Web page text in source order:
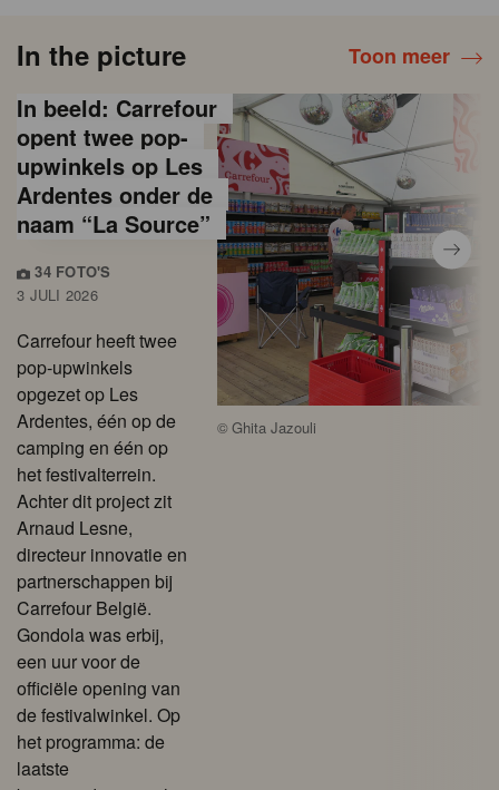
In the picture Toon meer
In beeld: Carrefour
opent twee pop-
upwinkels op Les
Ardentes onder de
naam “La Source”
34 FOTO'S
3 JULI 2026
Carrefour heeft twee
pop-upwinkels
opgezet op Les
Ardentes, één op de
camping en één op
het festivalterrein.
Achter dit project zit
Arnaud Lesne,
directeur innovatie en
partnerschappen bij
Carrefour België.
Gondola was erbij,
een uur voor de
officiële opening van
de festivalwinkel. Op
het programma: de
laatste
©Ghita Jazouli